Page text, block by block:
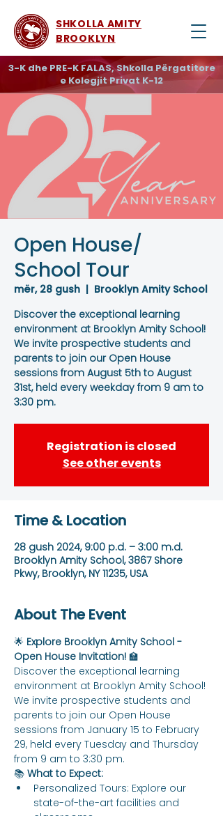
SHKOLLA AMITY
BROOKLYN
3-K dhe PRE-K FALAS, Shkolla Përgatitore
e Kolegjit Privat K-12
Open House/
School Tour
mër, 28 gush
  |
Brooklyn Amity School
Discover the exceptional learning
environment at Brooklyn Amity School!
We invite prospective students and
parents to join our Open House
sessions from August 5th to August
31st, held every weekday from 9 am to
3:30 pm.
Registration is closed
See other events
Time & Location
28 gush 2024, 9:00 p.d. – 3:00 m.d.
Brooklyn Amity School, 3867 Shore
Pkwy, Brooklyn, NY 11235, USA
About The Event
🌟 Explore Brooklyn Amity School -
Open House Invitation! 🏫
Discover the exceptional learning
environment at Brooklyn Amity School!
We invite prospective students and
parents to join our Open House
sessions from January 15 to February
29, held every Tuesday and Thursday
from 9 am to 3:30 pm.
📚 What to Expect:
Personalized Tours: Explore our
state-of-the-art facilities and